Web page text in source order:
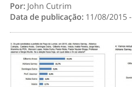
Por: John Cutrim
Data de publicação: 11/08/2015